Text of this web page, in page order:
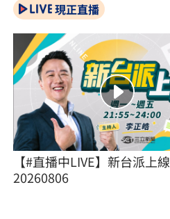
現正直播
【#直播中LIVE】新台派上線
20260806